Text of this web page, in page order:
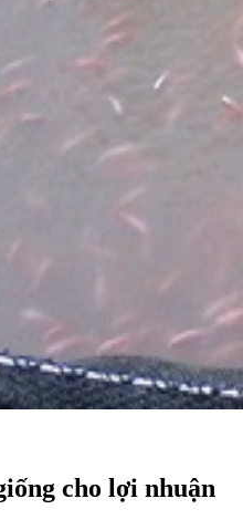
cho lợi nhuận